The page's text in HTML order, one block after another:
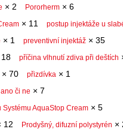
× 2 Pororherm × 6
× 11 postup injektáže u
× 1 preventivní injektáž × 35
18 příčina vlhnutí zdiva při deštích
× 70 přizdívka × 1
či ne × 7
Systému AquaStop Cream × 5
12 Prodyšný, difuzní polystyrén ×